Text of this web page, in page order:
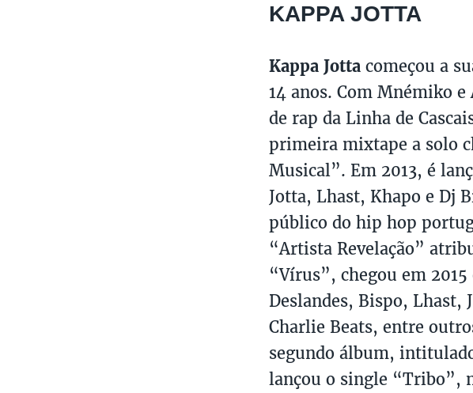
KAPPA JOTTA
Kappa Jotta começou a
14 anos. Com Mnémiko
de rap da Linha de
primeira mixtape a solo
Musical”. Em 2013, é
Jotta, Lhast, Khapo e Dj
público do hip hop
“Artista Revelação”
“Vírus”, chegou em
Deslandes, Bispo, Lhast,
Charlie Beats, entre
segundo álbum,
lançou o single “Tribo”,